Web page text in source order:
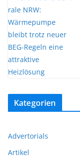
Kategorien
Advertorials
Artikel